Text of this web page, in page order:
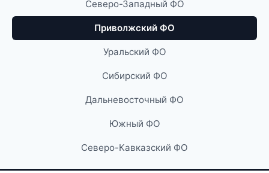
Северо-Западный ФО
Приволжский ФО
Уральский ФО
Сибирский ФО
Дальневосточный ФО
Южный ФО
Северо-Кавказский ФО